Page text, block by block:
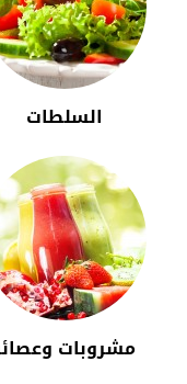
السلطات
مشروبات